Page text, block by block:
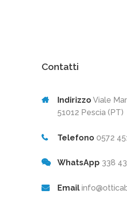
Contatti
Indirizzo Viale
51012 Pescia (PT)
Telefono 0572
WhatsApp 338
Email